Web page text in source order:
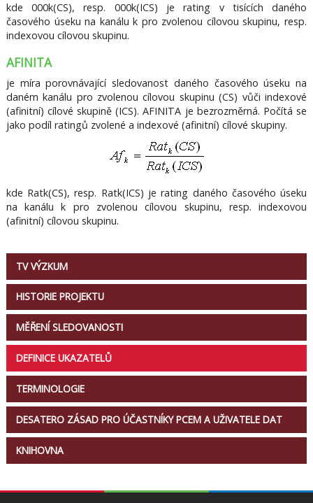
kde 000k(CS), resp. 000k(ICS) je rating v tisících daného
časového úseku na kanálu k pro zvolenou cílovou skupinu, resp.
indexovou cílovou skupinu.
AFINITA
je míra porovnávající sledovanost daného časového úseku na
daném kanálu pro zvolenou cílovou skupinu (CS) vůči indexové
(afinitní) cílové skupině (ICS). AFINITA je bezrozměrná. Počítá se
jako podíl ratingů zvolené a indexové (afinitní) cílové skupiny.
kde Ratk(CS), resp. Ratk(ICS) je rating daného časového úseku
na kanálu k pro zvolenou cílovou skupinu, resp. indexovou
(afinitní) cílovou skupinu.
TV VÝZKUM
HISTORIE PROJEKTU
MĚŘENÍ SLEDOVANOSTI
DEFINICE UKAZATELŮ
TERMINOLOGIE
DESATERO ZÁSAD PRO ÚČASTNÍKY PCEM A UŽIVATELE DAT
KNIHOVNA